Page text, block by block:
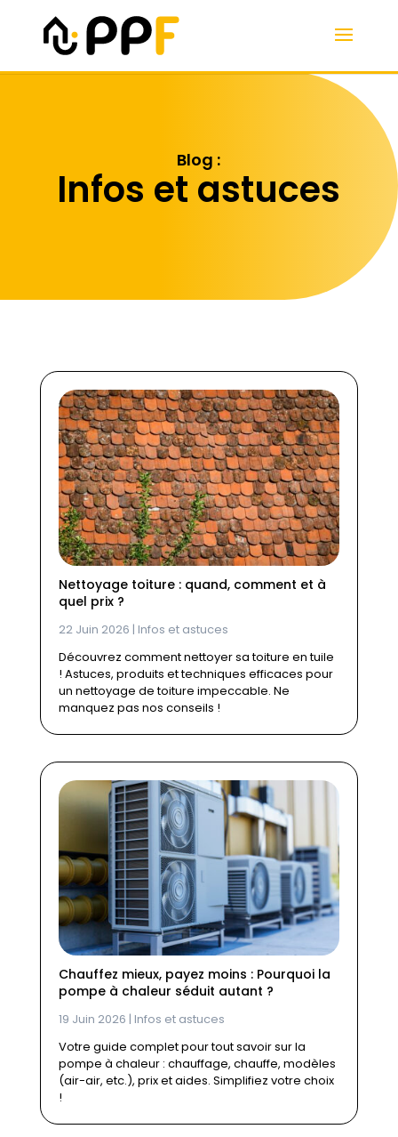
Blog :
Infos et astuces
Nettoyage toiture : quand, comment et à
quel prix ?
22 Juin 2026 | Infos et astuces
Découvrez comment nettoyer sa toiture en tuile
! Astuces, produits et techniques efficaces pour
un nettoyage de toiture impeccable. Ne
manquez pas nos conseils !
Chauffez mieux, payez moins : Pourquoi la
pompe à chaleur séduit autant ?
19 Juin 2026 | Infos et astuces
Votre guide complet pour tout savoir sur la
pompe à chaleur : chauffage, chauffe, modèles
(air-air, etc.), prix et aides. Simplifiez votre choix
!